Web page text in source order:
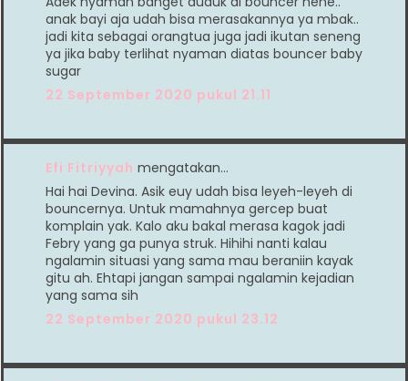
anak bayi aja udah bisa merasakannya ya mbak..
jadi kita sebagai orangtua juga jadi ikutan seneng
ya jika baby terlihat nyaman diatas bouncer baby
sugar
22 September 2020 pukul 21.11
Efi Fitriyyah mengatakan…
Hai hai Devina. Asik euy udah bisa leyeh-leyeh di
bouncernya. Untuk mamahnya gercep buat
komplain yak. Kalo aku bakal merasa kagok jadi
Febry yang ga punya struk. Hihihi nanti kalau
ngalamin situasi yang sama mau beraniin kayak
gitu ah. Ehtapi jangan sampai ngalamin kejadian
yang sama sih
22 September 2020 pukul 23.12